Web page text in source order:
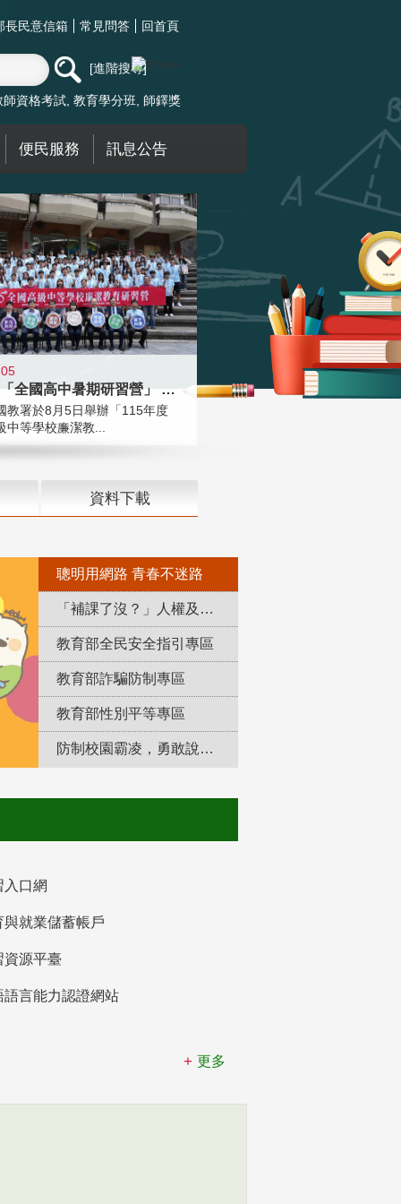
長民意信箱 常見問答 回首頁
進階搜尋
師資格考試 教育學分班 師鐸獎
便民服務 訊息公告
國教署「全國高中暑期研習營」 以多
教署於8月5日舉辦「115年度
中等學校廉潔教...
資料下載
聰明用網路 青春不迷路
「補課了沒？」人權及轉型正義教育專區
教育部全民安全指引專區
教育部詐騙防制專區
教育部性別平等專區
防制校園霸凌，勇敢說出來！
入口網
與就業儲蓄帳戶
資源平臺
語言能力認證網站
更多